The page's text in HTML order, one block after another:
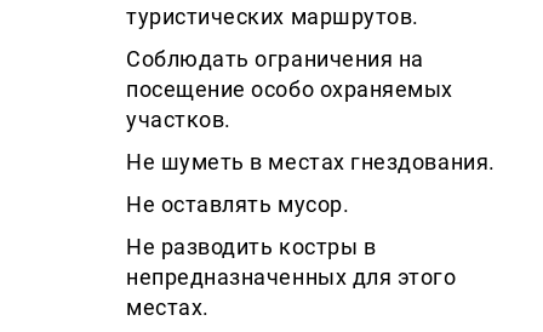
туристических маршрутов.
Соблюдать ограничения на
посещение особо охраняемых
участков.
Не шуметь в местах гнездования.
Не оставлять мусор.
Не разводить костры в
непредназначенных для этого
местах.